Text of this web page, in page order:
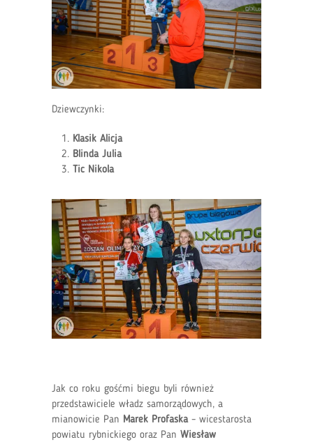
Dziewczynki:
Klasik Alicja
Blinda Julia
Tic Nikola
Jak co roku gośćmi biegu byli również
przedstawiciele władz samorządowych, a
mianowicie Pan Marek Profaska– wicestarosta
powiatu rybnickiego oraz Pan Wiesław